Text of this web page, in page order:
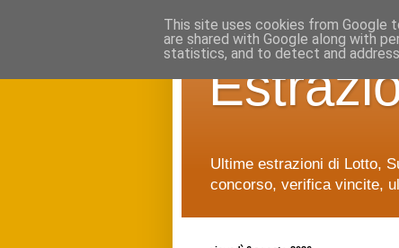
Ultime estrazioni di Lotto,
concorso, verifica vincite,
This site uses cookies from Google
are shared with Google along with
statistics, and to detect and